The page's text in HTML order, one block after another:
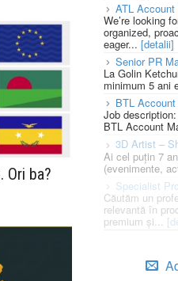
Ori ba?
ATL
We’re looking
organized,
eager... [detalii]
Senior PR
La Golin
minimum 5 ani
BTL
Job
BTL Account
3D Artist –
Ai cel puțin 7
(evenimente,
Specialist
Căutăm un
relevantă în
premium și...